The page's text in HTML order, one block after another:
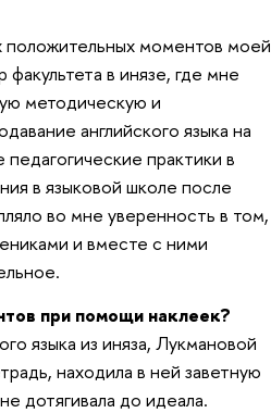
положительных моментов моей
в инязе, где мне
методическую и
английского языка на
практики в
в языковой школе после
во мне уверенность в том,
и вместе с ними
при помощи наклеек?
языка из иняза, Лукмановой
находила в ней заветную
дотягивала до идеала.